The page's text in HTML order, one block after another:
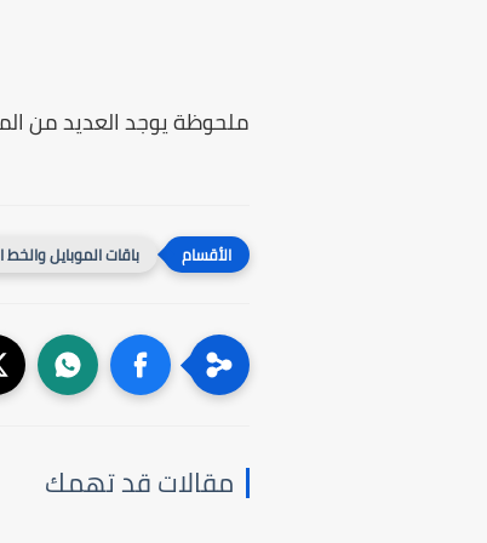
ملحوظة يوجد العديد من
باقات الموبايل
مقالات قد تهمك